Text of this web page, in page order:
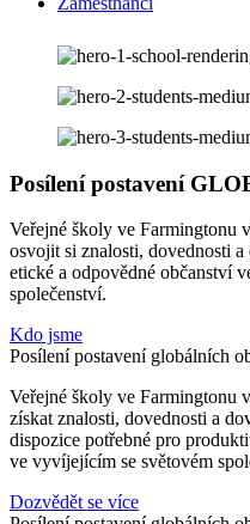
Posílení postavení
Veřejné školy ve Farmingtonu
osvojit si znalosti, dovednosti
etické a odpovědné občanství
společenství.
Kdo jsme
Posílení postavení globálních
Veřejné školy ve Farmingtonu
získat znalosti, dovednosti a
dispozice potřebné pro
ve vyvíjejícím se světovém
Dozvědět se více